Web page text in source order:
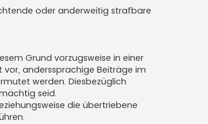
oder anderweitig strafbare
Grund vorzugsweise in einer
anderssprachige Beiträge im
werden. Diesbezüglich
seid.
die übertriebene